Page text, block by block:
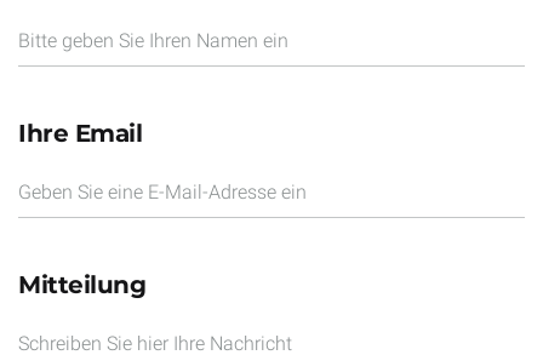
Bitte geben Sie Ihren Namen ein
Ihre Email
Geben Sie eine E-Mail-Adresse ein
Mitteilung
Schreiben Sie hier Ihre Nachricht